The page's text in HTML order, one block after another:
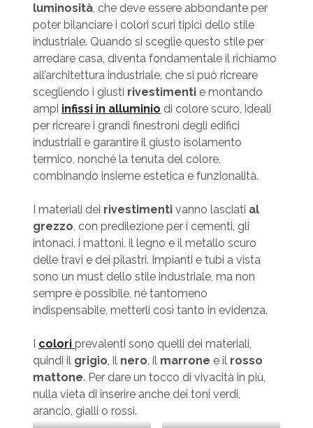
luminosità, che deve essere abbondante per
poter bilanciare i colori scuri tipici dello stile
industriale. Quando si sceglie questo stile per
arredare casa, diventa fondamentale il richiamo
all’architettura industriale, che si può ricreare
scegliendo i giusti rivestimenti e montando
ampi infissi in alluminio di colore scuro, ideali
per ricreare i grandi finestroni degli edifici
industriali e garantire il giusto isolamento
termico, nonché la tenuta del colore,
combinando insieme estetica e funzionalità.
I materiali dei rivestimenti vanno lasciati al
grezzo, con predilezione per i cementi, gli
intonaci, i mattoni, il legno e il metallo scuro
delle travi e dei pilastri. Impianti e tubi a vista
sono un must dello stile industriale, ma non
sempre è possibile, né tantomeno
indispensabile, metterli così tanto in evidenza.
I colori prevalenti sono quelli dei materiali,
quindi il grigio, il nero, il marrone e il rosso
mattone. Per dare un tocco di vivacità in più,
nulla vieta di inserire anche dei toni verdi,
arancio, gialli o rossi.